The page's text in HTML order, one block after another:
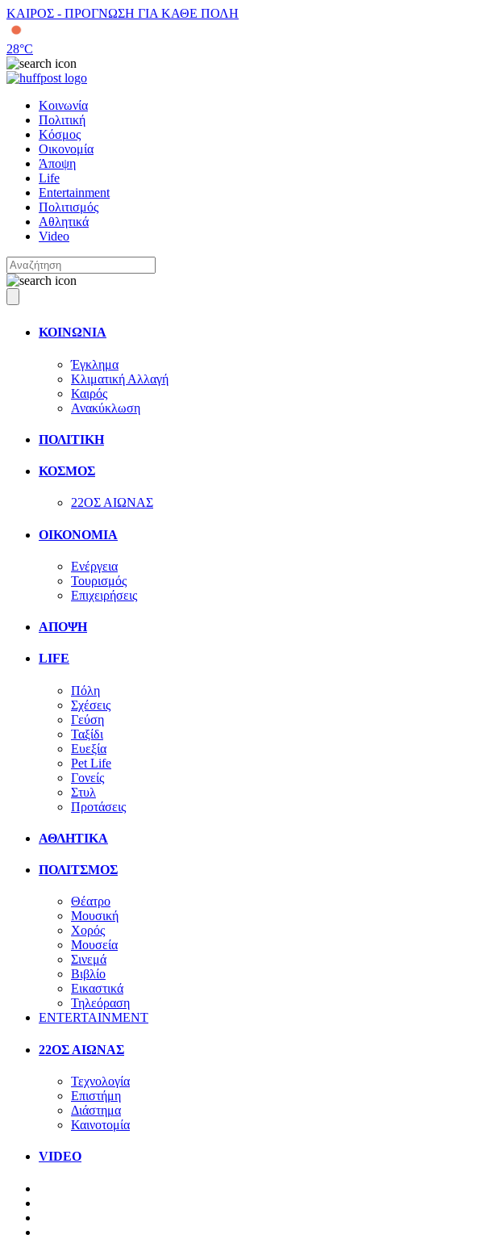
ΚΑΙΡΟΣ - ΠΡΟΓΝΩΣΗ ΓΙΑ ΚΑΘΕ ΠΟΛΗ
28°C
Κοινωνία
Πολιτική
Κόσμος
Οικονομία
Άποψη
Life
Entertainment
Πολιτισμός
Αθλητικά
Video
ΚΟΙΝΩΝΙΑ
Έγκλημα
Κλιματική Αλλαγή
Καιρός
Ανακύκλωση
ΠΟΛΙΤΙΚΗ
ΚΟΣΜΟΣ
22ΟΣ ΑΙΩΝΑΣ
ΟΙΚΟΝΟΜΙΑ
Ενέργεια
Τουρισμός
Επιχειρήσεις
ΑΠΟΨΗ
LIFE
Πόλη
Σχέσεις
Γεύση
Ταξίδι
Ευεξία
Pet Life
Γονείς
Στυλ
Προτάσεις
ΑΘΛΗΤΙΚΑ
ΠΟΛΙΤΣΜΟΣ
Θέατρο
Μουσική
Χορός
Μουσεία
Σινεμά
Βιβλίο
Εικαστικά
Τηλεόραση
ENTERTAINMENT
22ΟΣ ΑΙΩΝΑΣ
Τεχνολογία
Επιστήμη
Διάστημα
Καινοτομία
VIDEO